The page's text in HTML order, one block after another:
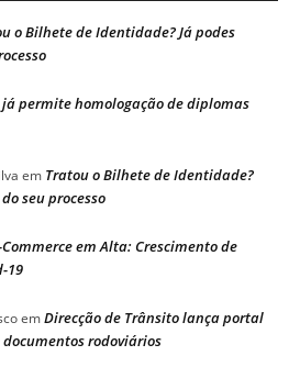
o Bilhete de Identidade? Já podes
já permite homologação de diplomas
em Tratou o Bilhete de Identidade?
seu processo
Commerce em Alta: Crescimento de
19
emDirecção de Trânsito lança portal
rodoviários